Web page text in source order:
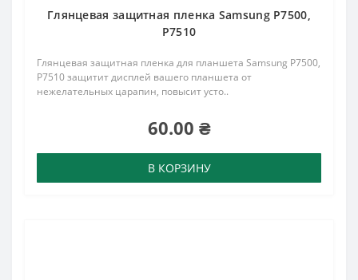
Глянцевая защитная пленка Samsung P7500,
P7510
Глянцевая защитная пленка для планшета Samsung P7500,
P7510 защитит дисплей вашего планшета от
нежелательных царапин, повысит усто..
60.00 ₴
В КОРЗИНУ